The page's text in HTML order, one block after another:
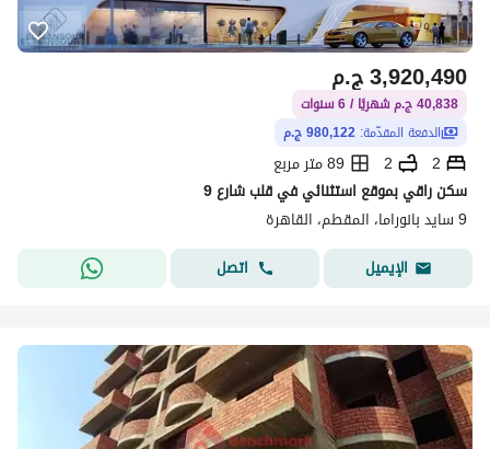
ج.م3,920,490
40,838 ج.م شهريًا / 6 سنوات
الدفعة المقدّمة: 980,122 ج.م
2
2
89 متر مربع
سكن راقي بموقع استثنائي في قلب شارع 9
9 سايد بانوراما، المقطم، القاهرة
الإيميل
اتصل